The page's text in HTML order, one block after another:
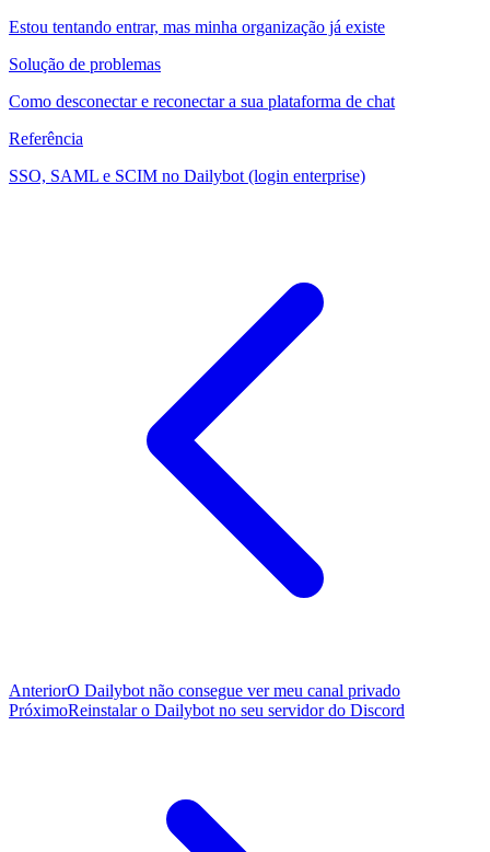
Estou tentando entrar, mas minha organização já existe
Solução de problemas
Como desconectar e reconectar a sua plataforma de chat
Referência
SSO, SAML e SCIM no Dailybot (login enterprise)
AnteriorO Dailybot não consegue ver meu canal privado
PróximoReinstalar o Dailybot no seu servidor do Discord